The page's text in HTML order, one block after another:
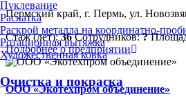
Пуклевание
Раскатка
Раскрой металла на координатно-
Ротационная вытяжка
Художественная ковка
Очистка и покраска
Пермский край, г. Пермь, ул.
Стаж (лет):36 Сотрудников:?
Подробнее о предприятии
ООО «Экотехпром объединение»